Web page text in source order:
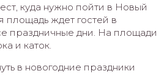
куда нужно пойти в Новый
площадь ждет гостей в
праздничные дни. На площади
и каток.